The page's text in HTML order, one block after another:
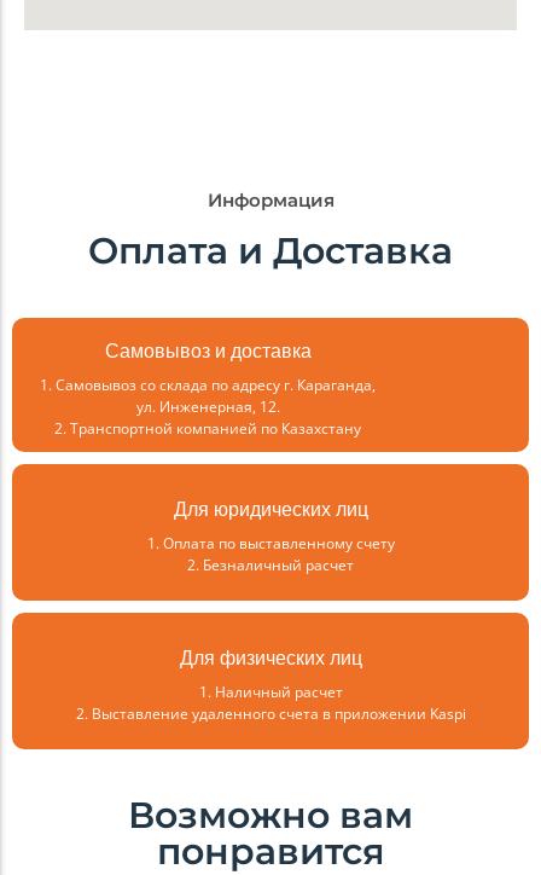
Информация
Оплата и Доставка
Самовывоз и доставка
1. Самовывоз со склада по адресу г. Караганда,
ул. Инженерная, 12.
2. Транспортной компанией по Казахстану
Для юридических лиц
1. Оплата по выставленному счету
2. Безналичный расчет
Для физических лиц
1. Наличный расчет
2. Выставление удаленного счета в приложении Kaspi
Возможно вам
понравится